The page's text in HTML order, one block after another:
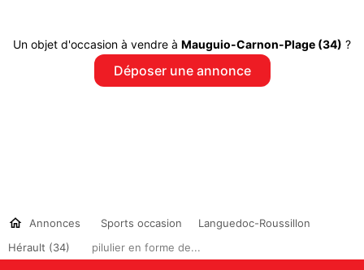
Un objet d'occasion à vendre à Mauguio-Carnon-Plage (34) ?
Déposer une annonce
Annonces Sports occasion
Languedoc-Roussillon
Hérault (34)
pilulier en forme de...